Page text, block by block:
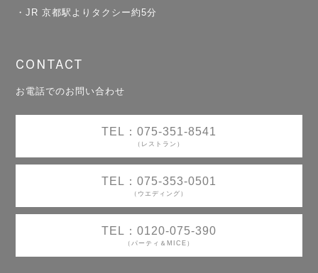
・JR 京都駅よりタクシー約5分
CONTACT
お電話でのお問い合わせ
TEL：075-351-8541
（レストラン）
TEL：075-353-0501
（ウエディング）
TEL：0120-075-390
（パーティ＆MICE）